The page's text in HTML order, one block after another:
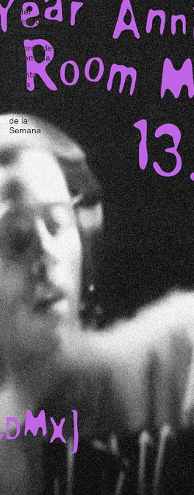
Poder
Latino Que
Descubrir
Mejores de
la Semana
Talento
Mexa
Semanal
Álbumes
de la
Semana